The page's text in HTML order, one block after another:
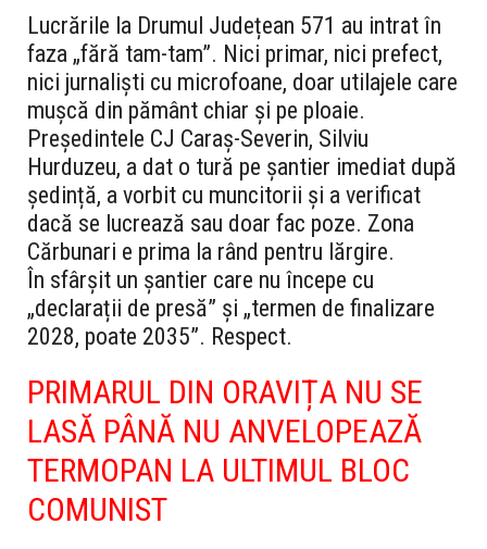
Lucrările la Drumul Județean 571 au intrat în
faza „fără tam-tam”. Nici primar, nici prefect,
nici jurnaliști cu microfoane, doar utilajele care
mușcă din pământ chiar și pe ploaie.
Președintele CJ Caraș-Severin, Silviu
Hurduzeu, a dat o tură pe șantier imediat după
ședință, a vorbit cu muncitorii și a verificat
dacă se lucrează sau doar fac poze. Zona
Cărbunari e prima la rând pentru lărgire.
În sfârșit un șantier care nu începe cu
„declarații de presă” și „termen de finalizare
2028, poate 2035”. Respect.
PRIMARUL DIN ORAVIȚA NU SE
LASĂ PÂNĂ NU ANVELOPEAZĂ
TERMOPAN LA ULTIMUL BLOC
COMUNIST